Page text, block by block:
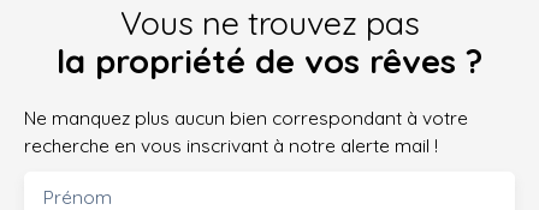
Vous ne trouvez pas
la propriété de vos rêves ?
Ne manquez plus aucun bien correspondant à votre
recherche en vous inscrivant à notre alerte mail !
Prénom